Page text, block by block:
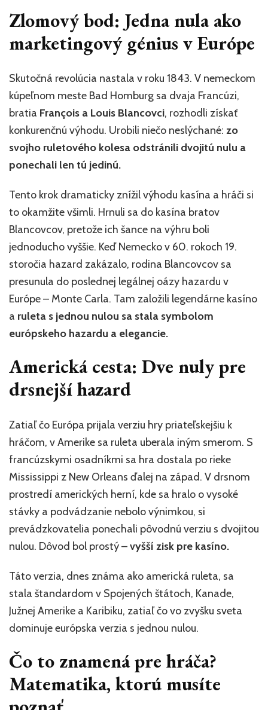
Zlomový bod: Jedna nula ako
marketingový génius v Európe
Skutočná revolúcia nastala v roku 1843. V nemeckom
kúpeľnom meste Bad Homburg sa dvaja Francúzi,
bratia François a Louis Blancovci, rozhodli získať
konkurenčnú výhodu. Urobili niečo neslýchané: zo
svojho ruletového kolesa odstránili dvojitú nulu a
ponechali len tú jedinú.
Tento krok dramaticky znížil výhodu kasína a hráči si
to okamžite všimli. Hrnuli sa do kasína bratov
Blancovcov, pretože ich šance na výhru boli
jednoducho vyššie. Keď Nemecko v 60. rokoch 19.
storočia hazard zakázalo, rodina Blancovcov sa
presunula do poslednej legálnej oázy hazardu v
Európe – Monte Carla. Tam založili legendárne kasíno
a ruleta s jednou nulou sa stala symbolom
európskeho hazardu a elegancie.
Americká cesta: Dve nuly pre
drsnejší hazard
Zatiaľ čo Európa prijala verziu hry priateľskejšiu k
hráčom, v Amerike sa ruleta uberala iným smerom. S
francúzskymi osadníkmi sa hra dostala po rieke
Mississippi z New Orleans ďalej na západ. V drsnom
prostredí amerických herní, kde sa hralo o vysoké
stávky a podvádzanie nebolo výnimkou, si
prevádzkovatelia ponechali pôvodnú verziu s dvojitou
nulou. Dôvod bol prostý –vyšší zisk pre kasíno.
Táto verzia, dnes známa ako americká ruleta, sa
stala štandardom v Spojených štátoch, Kanade,
Južnej Amerike a Karibiku, zatiaľ čo vo zvyšku sveta
dominuje európska verzia s jednou nulou.
Čo to znamená pre hráča?
Matematika, ktorú musíte